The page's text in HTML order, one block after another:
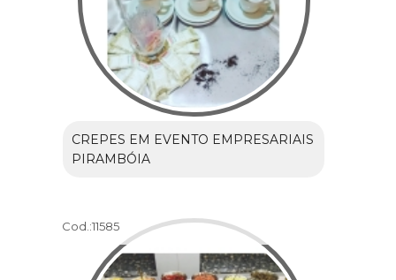
CREPES EM EVENTO EMPRESARIAIS
PIRAMBÓIA
Cod.:11585